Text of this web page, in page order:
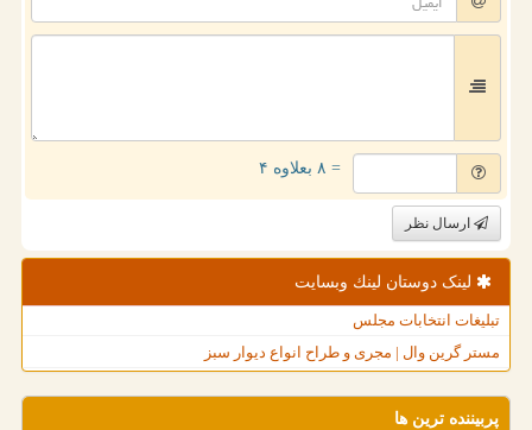
= ۸ بعلاوه ۴
ارسال نظر
لینک دوستان لینك وبسایت
تبلیغات انتخابات مجلس
مستر گرین وال | مجری و طراح انواع دیوار سبز
پربیننده ترین ها